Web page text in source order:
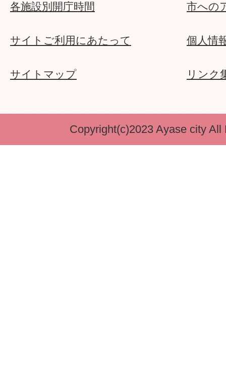
各施設別開庁時間 市への
サイトご利用にあたって 個人情
サイトマップ リンク
Copyright(c)2023 Ayase city